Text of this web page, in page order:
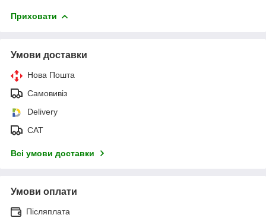
Приховати
Умови доставки
Нова Пошта
Самовивіз
Delivery
САТ
Всі умови доставки
Умови оплати
Післяплата